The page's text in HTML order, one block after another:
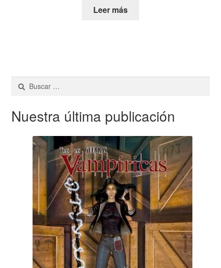
Leer más
Buscar:
Nuestra última publicación